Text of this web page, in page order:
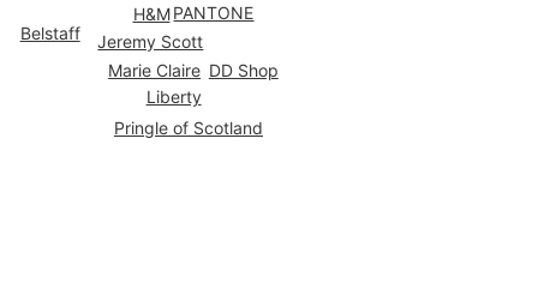
H&M
Jeremy Scott
Marie Claire
PANTONE
Liberty
Belstaff
Pringle of Scotland
DD Shop